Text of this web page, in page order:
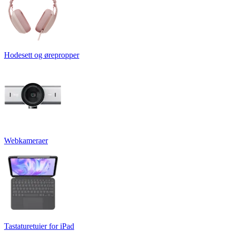
Hodesett og ørepropper
Webkameraer
Tastaturetuier for iPad